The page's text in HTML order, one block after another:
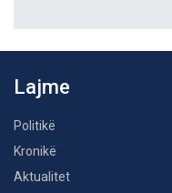
Lajme
Politikë
Kronikë
Aktualitet